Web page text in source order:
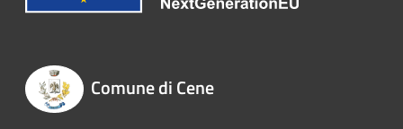
Comune di Cene